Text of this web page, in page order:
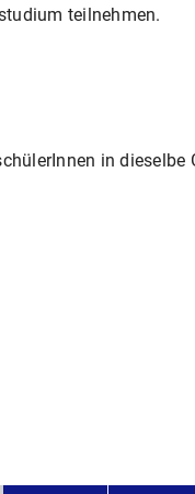
teilnehmen.
in dieselbe